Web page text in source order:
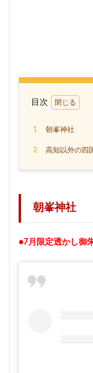
目次
1 朝峯神社
2 高知以外の四
朝峯神社
●7月限定透かし御